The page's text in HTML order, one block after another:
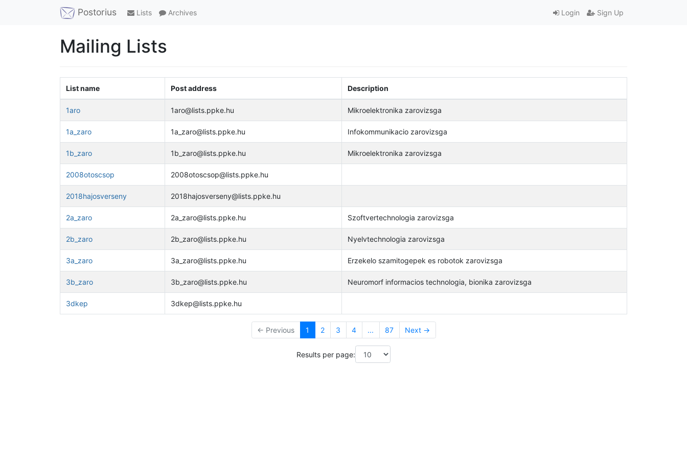
Postorius Lists Archives Login Sign Up
Mailing Lists
List name Post address Description
1aro 1aro@lists.ppke.hu Mikroelektronika zarovizsga
1a_zaro 1a_zaro@lists.ppke.hu Infokommunikacio zarovizsga
1b_zaro 1b_zaro@lists.ppke.hu Mikroelektronika zarovizsga
2008otoscsop 2008otoscsop@lists.ppke.hu
2018hajosverseny 2018hajosverseny@lists.ppke.hu
2a_zaro 2a_zaro@lists.ppke.hu Szoftvertechnologia zarovizsga
2b_zaro 2b_zaro@lists.ppke.hu Nyelvtechnologia zarovizsga
3a_zaro 3a_zaro@lists.ppke.hu Erzekelo szamitogepek es robotok zarovizsga
3b_zaro 3b_zaro@lists.ppke.hu Neuromorf informacios technologia, bionika zarovizsga
3dkep 3dkep@lists.ppke.hu
← Previous 1 2 3 4 ... 87 Next →
Results per page: